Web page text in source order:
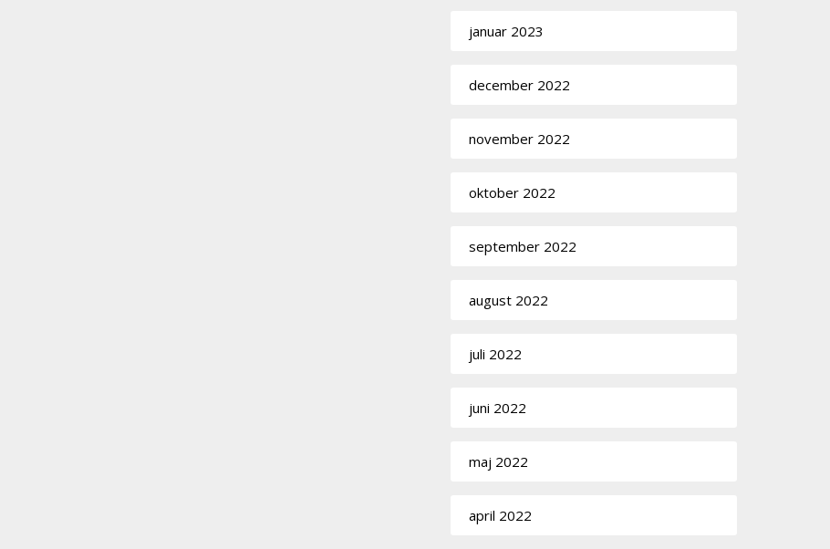
januar 2023
december 2022
november 2022
oktober 2022
september 2022
august 2022
juli 2022
juni 2022
maj 2022
april 2022